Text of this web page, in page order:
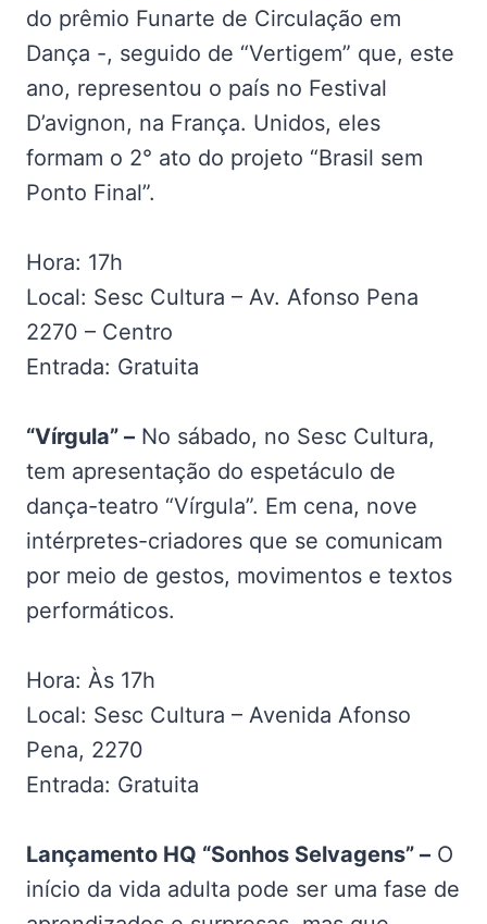
do prêmio Funarte de Circulação em
Dança -, seguido de “Vertigem” que, este
ano, representou o país no Festival
D’avignon, na França. Unidos, eles
formam o 2° ato do projeto “Brasil sem
Ponto Final”.
Hora: 17h
Local: Sesc Cultura – Av. Afonso Pena
2270 – Centro
Entrada: Gratuita
“Vírgula” – No sábado, no Sesc Cultura,
tem apresentação do espetáculo de
dança-teatro “Vírgula”. Em cena, nove
intérpretes-criadores que se comunicam
por meio de gestos, movimentos e textos
performáticos.
Hora: Às 17h
Local: Sesc Cultura – Avenida Afonso
Pena, 2270
Entrada: Gratuita
Lançamento HQ “Sonhos Selvagens” – O
início da vida adulta pode ser uma fase de